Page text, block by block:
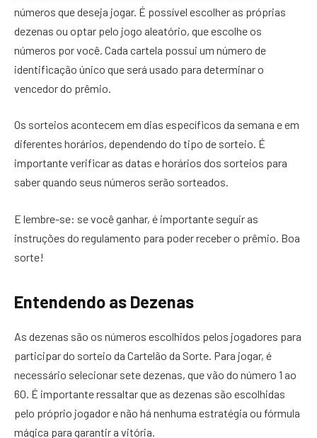
números que deseja jogar. É possível escolher as próprias
dezenas ou optar pelo jogo aleatório, que escolhe os
números por você. Cada cartela possui um número de
identificação único que será usado para determinar o
vencedor do prêmio.
Os sorteios acontecem em dias específicos da semana e em
diferentes horários, dependendo do tipo de sorteio. É
importante verificar as datas e horários dos sorteios para
saber quando seus números serão sorteados.
E lembre-se: se você ganhar, é importante seguir as
instruções do regulamento para poder receber o prêmio. Boa
sorte!
Entendendo as Dezenas
As dezenas são os números escolhidos pelos jogadores para
participar do sorteio da Cartelão da Sorte. Para jogar, é
necessário selecionar sete dezenas, que vão do número 1 ao
60. É importante ressaltar que as dezenas são escolhidas
pelo próprio jogador e não há nenhuma estratégia ou fórmula
mágica para garantir a vitória.